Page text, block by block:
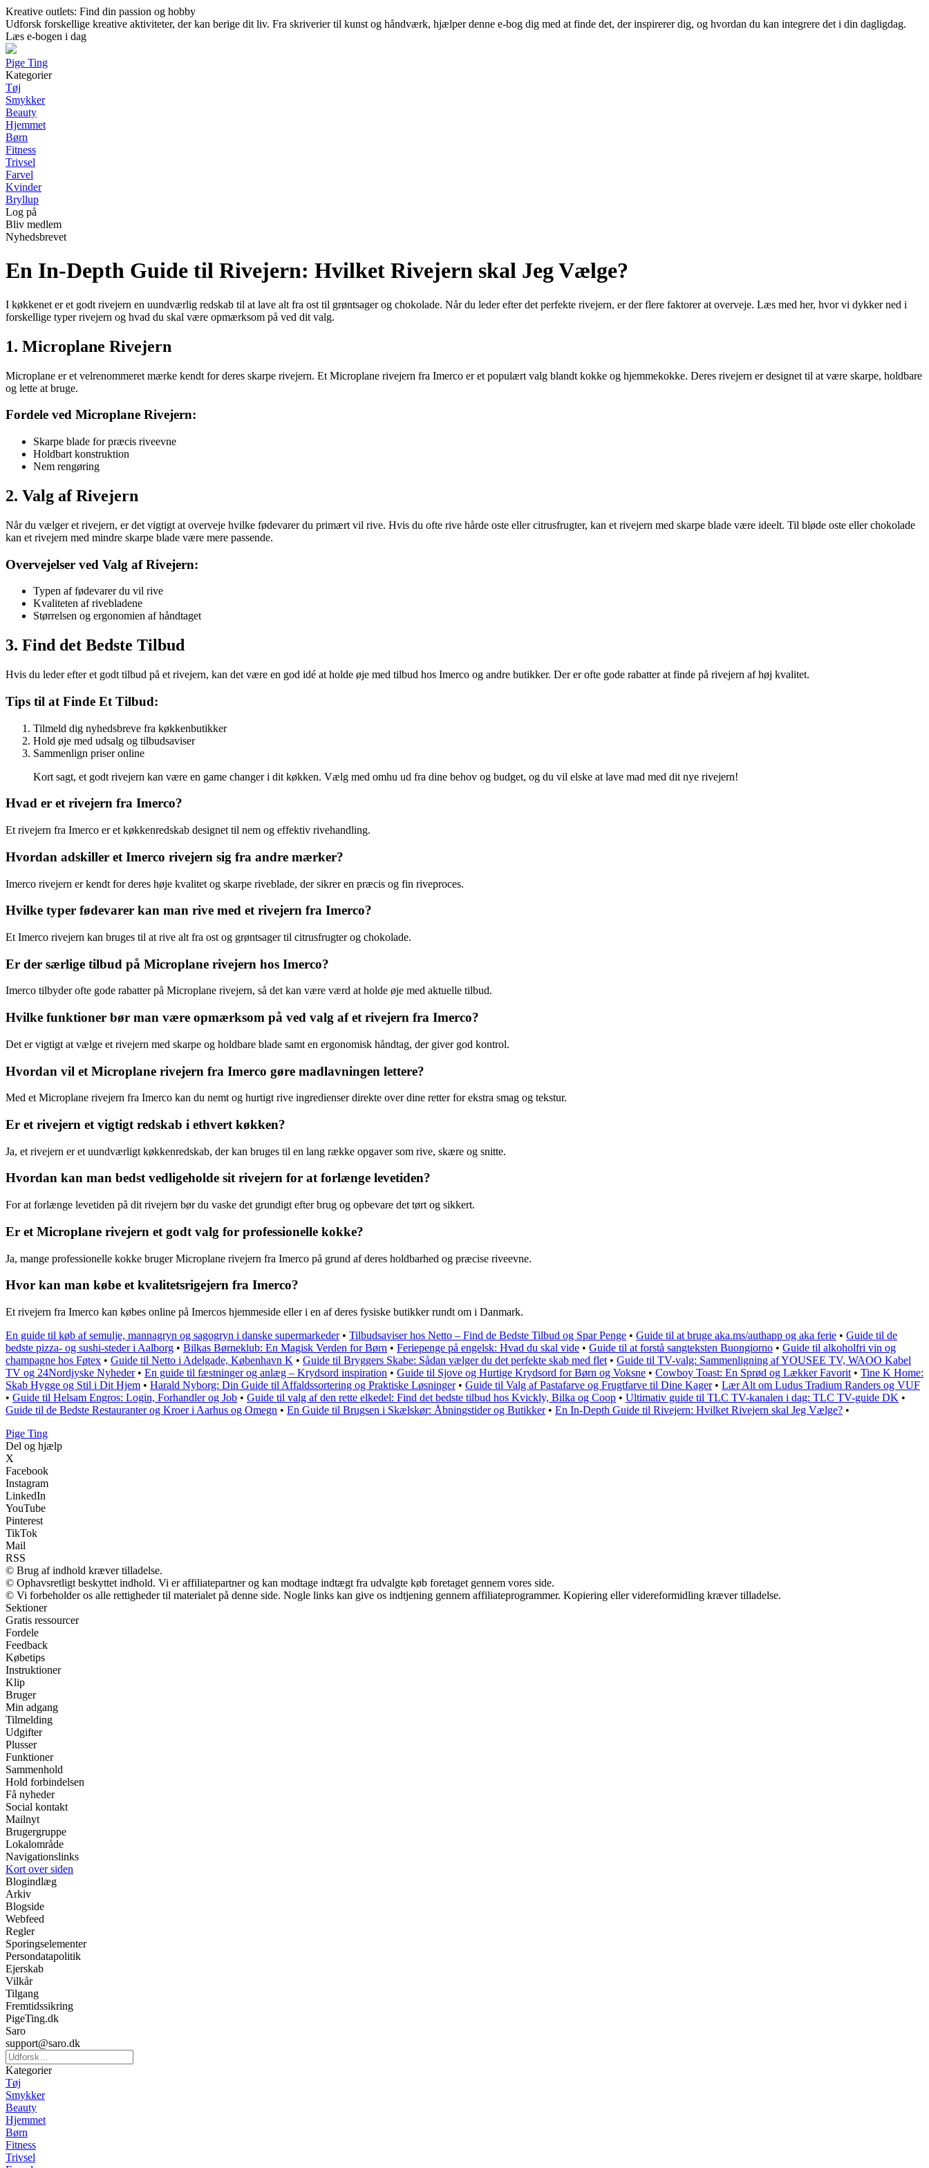
Kreative outlets: Find din passion og hobby
Udforsk forskellige kreative aktiviteter, der kan berige dit liv. Fra skriverier til kunst og håndværk, hjælper denne e-bog dig med at finde det, der inspirerer dig, og hvordan du kan integrere det i din dagligdag.
Læs e-bogen i dag
Pige Ting
Kategorier
Tøj
Smykker
Beauty
Hjemmet
Børn
Fitness
Trivsel
Farvel
Kvinder
Bryllup
Log på
Bliv medlem
Nyhedsbrevet
En In-Depth Guide til Rivejern: Hvilket Rivejern skal Jeg Vælge?
I køkkenet er et godt rivejern en uundværlig redskab til at lave alt fra ost til grøntsager og chokolade. Når du leder efter det perfekte rivejern, er der flere faktorer at overveje. Læs med her, hvor vi dykker ned i
forskellige typer rivejern og hvad du skal være opmærksom på ved dit valg.
1. Microplane Rivejern
Microplane er et velrenommeret mærke kendt for deres skarpe rivejern. Et Microplane rivejern fra Imerco er et populært valg blandt kokke og hjemmekokke. Deres rivejern er designet til at være skarpe, holdbare
og lette at bruge.
Fordele ved Microplane Rivejern:
Skarpe blade for præcis riveevne
Holdbart konstruktion
Nem rengøring
2. Valg af Rivejern
Når du vælger et rivejern, er det vigtigt at overveje hvilke fødevarer du primært vil rive. Hvis du ofte rive hårde oste eller citrusfrugter, kan et rivejern med skarpe blade være ideelt. Til bløde oste eller chokolade
kan et rivejern med mindre skarpe blade være mere passende.
Overvejelser ved Valg af Rivejern:
Typen af fødevarer du vil rive
Kvaliteten af rivebladene
Størrelsen og ergonomien af håndtaget
3. Find det Bedste Tilbud
Hvis du leder efter et godt tilbud på et rivejern, kan det være en god idé at holde øje med tilbud hos Imerco og andre butikker. Der er ofte gode rabatter at finde på rivejern af høj kvalitet.
Tips til at Finde Et Tilbud:
Tilmeld dig nyhedsbreve fra køkkenbutikker
Hold øje med udsalg og tilbudsaviser
Sammenlign priser online
Kort sagt, et godt rivejern kan være en game changer i dit køkken. Vælg med omhu ud fra dine behov og budget, og du vil elske at lave mad med dit nye rivejern!
Hvad er et rivejern fra Imerco?
Et rivejern fra Imerco er et køkkenredskab designet til nem og effektiv rivehandling.
Hvordan adskiller et Imerco rivejern sig fra andre mærker?
Imerco rivejern er kendt for deres høje kvalitet og skarpe riveblade, der sikrer en præcis og fin riveproces.
Hvilke typer fødevarer kan man rive med et rivejern fra Imerco?
Et Imerco rivejern kan bruges til at rive alt fra ost og grøntsager til citrusfrugter og chokolade.
Er der særlige tilbud på Microplane rivejern hos Imerco?
Imerco tilbyder ofte gode rabatter på Microplane rivejern, så det kan være værd at holde øje med aktuelle tilbud.
Hvilke funktioner bør man være opmærksom på ved valg af et rivejern fra Imerco?
Det er vigtigt at vælge et rivejern med skarpe og holdbare blade samt en ergonomisk håndtag, der giver god kontrol.
Hvordan vil et Microplane rivejern fra Imerco gøre madlavningen lettere?
Med et Microplane rivejern fra Imerco kan du nemt og hurtigt rive ingredienser direkte over dine retter for ekstra smag og tekstur.
Er et rivejern et vigtigt redskab i ethvert køkken?
Ja, et rivejern er et uundværligt køkkenredskab, der kan bruges til en lang række opgaver som rive, skære og snitte.
Hvordan kan man bedst vedligeholde sit rivejern for at forlænge levetiden?
For at forlænge levetiden på dit rivejern bør du vaske det grundigt efter brug og opbevare det tørt og sikkert.
Er et Microplane rivejern et godt valg for professionelle kokke?
Ja, mange professionelle kokke bruger Microplane rivejern fra Imerco på grund af deres holdbarhed og præcise riveevne.
Hvor kan man købe et kvalitetsrigejern fra Imerco?
Et rivejern fra Imerco kan købes online på Imercos hjemmeside eller i en af deres fysiske butikker rundt om i Danmark.
En guide til køb af semulje, mannagryn og sagogryn i danske supermarkeder• Tilbudsaviser hos Netto – Find de Bedste Tilbud og Spar Penge • Guide til at bruge aka.ms/authapp og aka ferie • Guide til de
bedste pizza- og sushi-steder i Aalborg • Bilkas Børneklub: En Magisk Verden for Børn • Feriepenge på engelsk: Hvad du skal vide • Guide til at forstå sangteksten Buongiorno • Guide til alkoholfri vin og
champagne hos Føtex • Guide til Netto i Adelgade, København K • Guide til Bryggers Skabe: Sådan vælger du det perfekte skab med flet • Guide til TV-valg: Sammenligning af YOUSEE TV, WAOO Kabel
TV og 24Nordjyske Nyheder• En guide til fæstninger og anlæg – Krydsord inspiration • Guide til Sjove og Hurtige Krydsord for Børn og Voksne • Cowboy Toast: En Sprød og Lækker Favorit • Tine K Home:
Skab Hygge og Stil i Dit Hjem • Harald Nyborg: Din Guide til Affaldssortering og Praktiske Løsninger• Guide til Valg af Pastafarve og Frugtfarve til Dine Kager• Lær Alt om Ludus Tradium Randers og VUF
• Guide til Helsam Engros: Login, Forhandler og Job • Guide til valg af den rette elkedel: Find det bedste tilbud hos Kvickly, Bilka og Coop • Ultimativ guide til TLC TV-kanalen i dag: TLC TV-guide DK •
Guide til de Bedste Restauranter og Kroer i Aarhus og Omegn • En Guide til Brugsen i Skælskør: Åbningstider og Butikker• En In-Depth Guide til Rivejern: Hvilket Rivejern skal Jeg Vælge? •
Pige Ting
Del og hjælp
X
Facebook
Instagram
LinkedIn
YouTube
Pinterest
TikTok
Mail
RSS
© Brug af indhold kræver tilladelse.
© Ophavsretligt beskyttet indhold. Vi er affiliatepartner og kan modtage indtægt fra udvalgte køb foretaget gennem vores side.
© Vi forbeholder os alle rettigheder til materialet på denne side. Nogle links kan give os indtjening gennem affiliateprogrammer. Kopiering eller videreformidling kræver tilladelse.
Sektioner
Gratis ressourcer
Fordele
Feedback
Købetips
Instruktioner
Klip
Bruger
Min adgang
Tilmelding
Udgifter
Plusser
Funktioner
Sammenhold
Hold forbindelsen
Få nyheder
Social kontakt
Mailnyt
Brugergruppe
Lokalområde
Navigationslinks
Kort over siden
Blogindlæg
Arkiv
Blogside
Webfeed
Regler
Sporingselementer
Persondatapolitik
Ejerskab
Vilkår
Tilgang
Fremtidssikring
PigeTing.dk
Saro
support@saro.dk
Kategorier
Tøj
Smykker
Beauty
Hjemmet
Børn
Fitness
Trivsel